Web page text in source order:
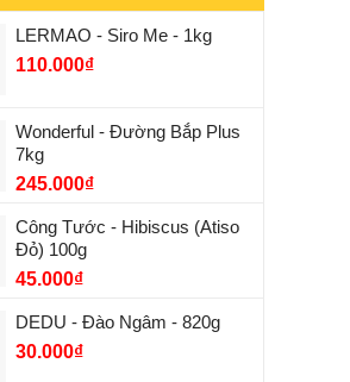
LERMAO - Siro Me - 1kg
110.000₫
Wonderful - Đường Bắp Plus
7kg
245.000₫
Công Tước - Hibiscus (Atiso
Đỏ) 100g
45.000₫
DEDU - Đào Ngâm - 820g
30.000₫